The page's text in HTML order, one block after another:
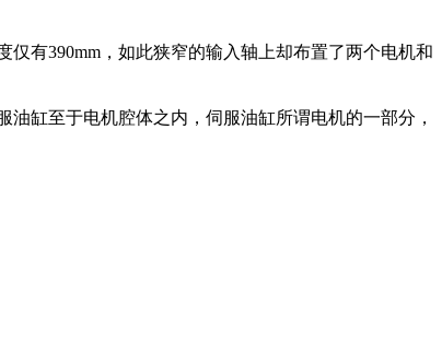
有390mm，如此狭窄的输入轴上却布置了两个电机和
缸至于电机腔体之内，伺服油缸所谓电机的一部分，